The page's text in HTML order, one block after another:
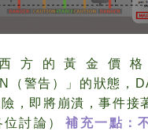
方的黃金價格
（警告）」的狀態，
，即將崩潰，事件接
討論）
補充一點：